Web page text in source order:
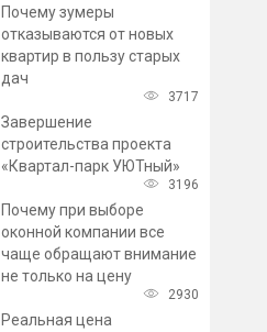
Риэлтор рассказала, какие
квартиры продаются
Почему зумеры
отказываются от новых
квартир в пользу старых
дач
3717
Завершение
строительства проекта
«Квартал-парк УЮТный»
3196
Почему при выборе
оконной компании все
чаще обращают внимание
не только на цену
2930
Реальная цена